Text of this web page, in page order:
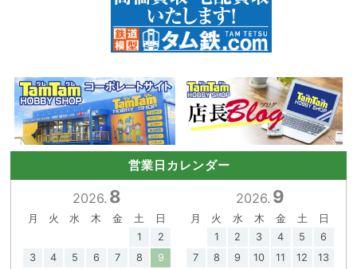
営業日カレンダー
2026. 8
月 火 水 木 金 土
日
1
2
3
4 5 6 7 8
9
2026. 9
月 火 水 木 金 土
日
1
2 3 4 5
6
7
8 9 10 11 12
13